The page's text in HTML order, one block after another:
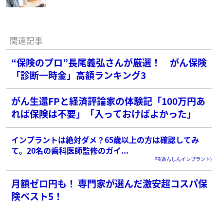
関連記事
“保険のプロ”長尾義弘さんが厳選！ がん保険
「診断一時金」高額ランキング3
がん生還FPと経済評論家の体験記「100万円あ
れば保険は不要」「入っておけばよかった」
インプラントは絶対ダメ？65歳以上の方は確認してみ
て。20名の歯科医師監修のガイ...
PR(あんしんインプラント)
月額ゼロ円も！ 専門家が選んだ激安超コスパ保
険ベスト5！